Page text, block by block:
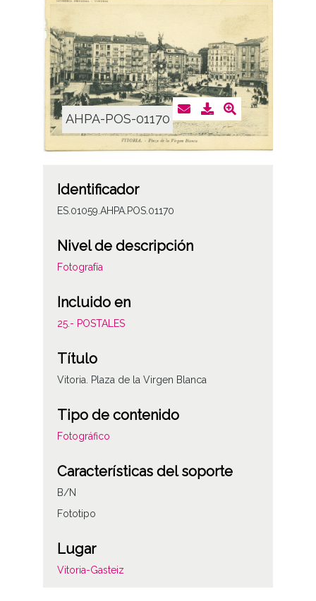
AHPA-POS-01170
Identificador
ES.01059.AHPA.POS.01170
Nivel de descripción
Fotografía
Incluido en
25.- POSTALES
Título
Vitoria. Plaza de la Virgen Blanca
Tipo de contenido
Fotográfico
Características del soporte
B/N
Fototipo
Lugar
Vitoria-Gasteiz